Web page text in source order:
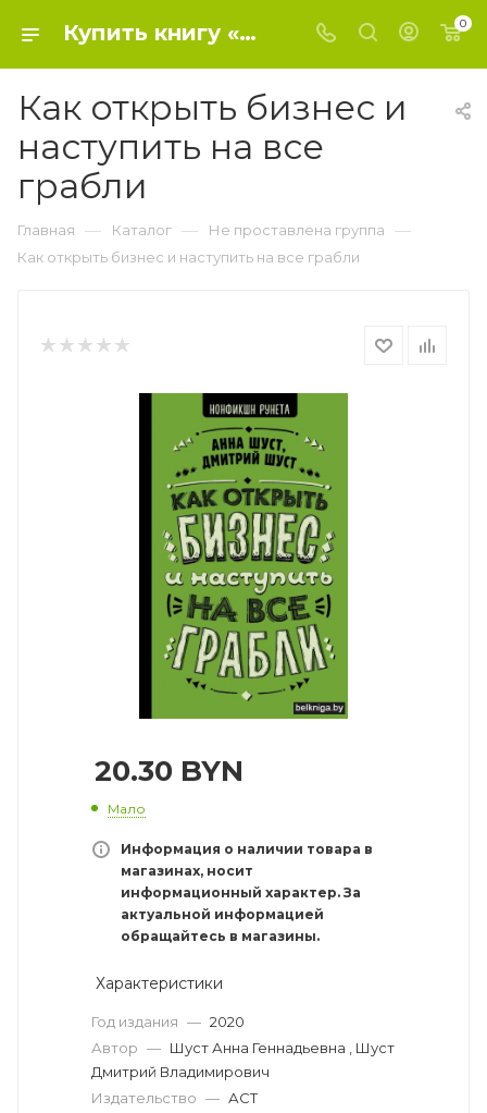
Купить книгу «Как открыть бизнес и наступить на все грабли» 2020, Шуст Анна Геннадьевна , Шуст Дмитрий Владимирович - Не проставлена группа 0
Как открыть бизнес и
наступить на все
грабли
Главная — Каталог — Не проставлена группа —
Как открыть бизнес и наступить на все грабли
20.30 BYN
Мало
Информация о наличии товара в
магазинах, носит
информационный характер. За
актуальной информацией
обращайтесь в магазины.
Характеристики
Год издания — 2020
Автор — Шуст Анна Геннадьевна , Шуст
Дмитрий Владимирович
Издательство — АСТ